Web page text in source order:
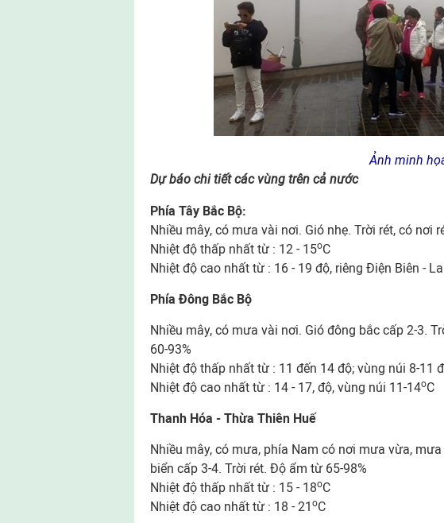
Ảnh minh
Dự báo chi tiết các vùng trên cả nước
Phía Tây Bắc Bộ:
Nhiều mây, có mưa vài nơi. Gió nhẹ. Trời rét, có nơi
Nhiệt độ thấp nhất từ : 12 - 15oC
Nhiệt độ cao nhất từ : 16 - 19 độ, riêng Điện Biên -
Phía Đông Bắc Bộ
Nhiều mây, có mưa vài nơi. Gió đông bắc cấp 2-3.
60-93%
Nhiệt độ thấp nhất từ : 11 đến 14 độ; vùng núi 8-11
Nhiệt độ cao nhất từ : 14 - 17, độ, vùng núi 11-14oC
Thanh Hóa - Thừa Thiên Huế
Nhiều mây, có mưa, phía Nam có nơi mưa vừa,
biển cấp 3-4. Trời rét. Độ ẩm từ 65-98%
Nhiệt độ thấp nhất từ : 15 - 18oC
Nhiệt độ cao nhất từ : 18 - 21 oC